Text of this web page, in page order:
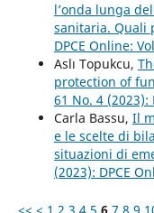
l’onda lunga
sanitaria. Quali
DPCE Online:
Aslı Topukcu,
protection of
61 No. 4 (2023):
Carla Bassu, Il
e le scelte di
situazioni di
(2023): DPCE